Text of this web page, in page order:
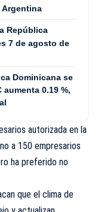
Argentina
República
7 de agosto de
Dominicana se
0.19 %,
autorizada en la
a 150 empresarios
ha preferido no
que el clima de